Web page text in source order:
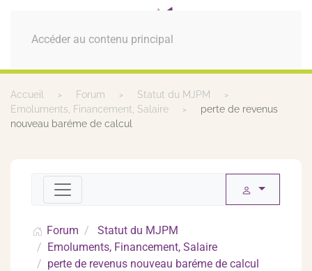
Accéder au contenu principal
MENU
Accueil Forum
Statut du MJPM
Emoluments, Financement, Salaire
perte de revenus
nouveau baréme de calcul
Forum
Statut du MJPM
Emoluments, Financement, Salaire
perte de revenus nouveau baréme de calcul